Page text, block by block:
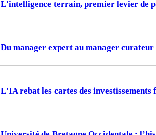
L'intelligence terrain, premier levier de
Du manager expert au manager curateur
L'IA rebat les cartes des